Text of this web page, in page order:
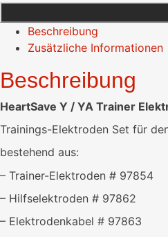
Menge
Beschreibung
Zusätzliche Informationen
Beschreibung
HeartSave Y / YA Trainer
Trainings-Elektroden Set für
bestehend aus:
– Trainer-Elektroden # 97854
– Hilfselektroden # 97862
– Elektrodenkabel # 97863
# 97904